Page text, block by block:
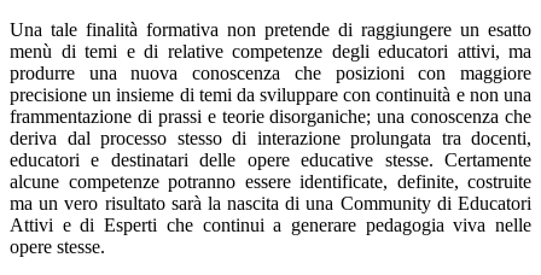
Una tale finalità formativa non pretende di raggiungere un esatto
menù di temi e di relative competenze degli educatori attivi, ma
produrre una nuova conoscenza che posizioni con maggiore
precisione un insieme di temi da sviluppare con continuità e non una
frammentazione di prassi e teorie disorganiche; una conoscenza che
deriva dal processo stesso di interazione prolungata tra docenti,
educatori e destinatari delle opere educative stesse. Certamente
alcune competenze potranno essere identificate, definite, costruite
ma un vero risultato sarà la nascita di una Community di Educatori
Attivi e di Esperti che continui a generare pedagogia viva nelle
opere stesse.